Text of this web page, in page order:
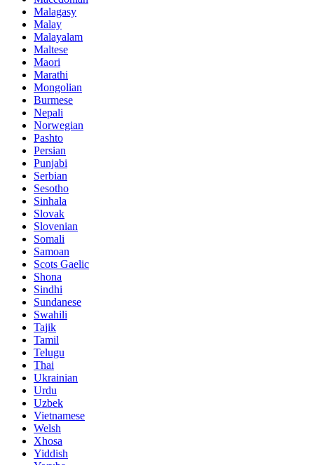
Malagasy
Malay
Malayalam
Maltese
Maori
Marathi
Mongolian
Burmese
Nepali
Norwegian
Pashto
Persian
Punjabi
Serbian
Sesotho
Sinhala
Slovak
Slovenian
Somali
Samoan
Scots Gaelic
Shona
Sindhi
Sundanese
Swahili
Tajik
Tamil
Telugu
Thai
Ukrainian
Urdu
Uzbek
Vietnamese
Welsh
Xhosa
Yiddish